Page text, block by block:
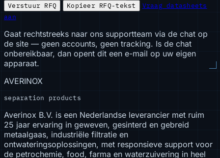
Verstuur RFQ Kopieer RFQ-tekst
Vraag datasheets
aan
Gaat rechtstreeks naar ons supportteam via de chat op
de site — geen accounts, geen tracking. Is de chat
onbereikbaar, dan opent dit een e-mail op uw eigen
apparaat.
AVERINOX
separation products
Averinox B.V. is een Nederlandse leverancier met ruim
25 jaar ervaring in geweven, gesinterd en gebreid
metaalgaas, industriële filtratie en
ontwateringsoplossingen, met responsieve support voor
de petrochemie, food, farma en waterzuivering in heel